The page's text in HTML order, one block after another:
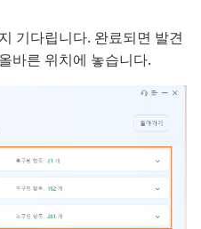
기다립니다. 완료되면 발견
바른 위치에 놓습니다.